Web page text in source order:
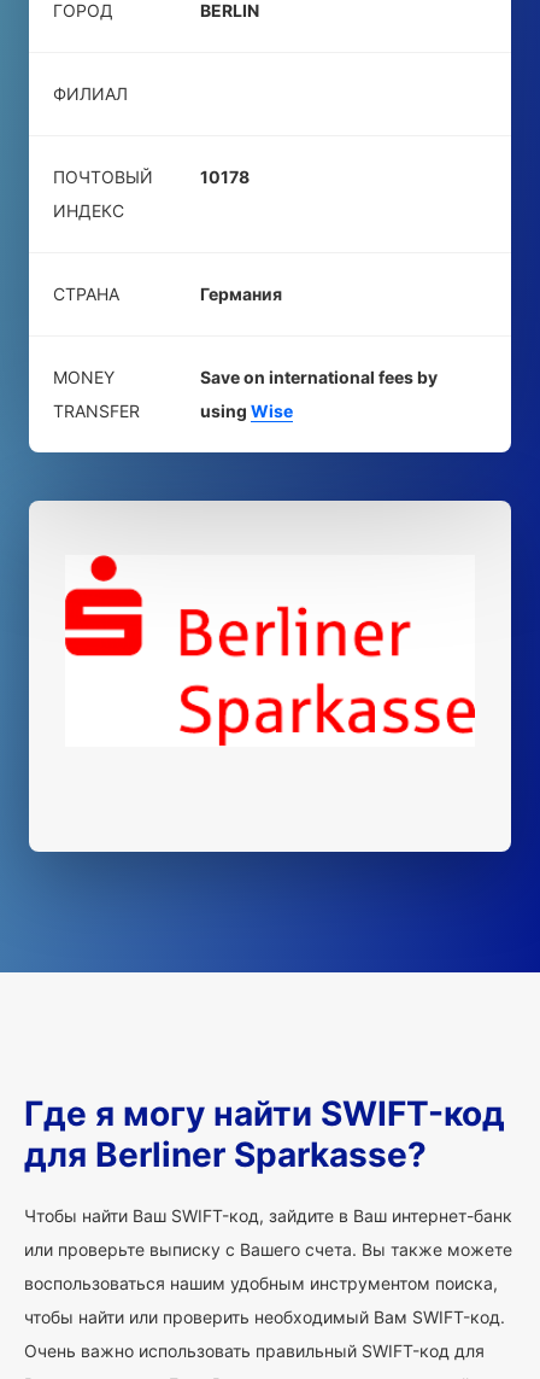
ГОРОД BERLIN
ФИЛИАЛ
ПОЧТОВЫЙ
ИНДЕКС
10178
СТРАНА Германия
MONEY
TRANSFER
Save on international fees by
using Wise
Где я могу найти SWIFT-код
для Berliner Sparkasse?
Чтобы найти Ваш SWIFT-код, зайдите в Ваш интернет-банк
или проверьте выписку с Вашего счета. Вы также можете
воспользоваться нашим удобным инструментом поиска,
чтобы найти или проверить необходимый Вам SWIFT-код.
Очень важно использовать правильный SWIFT-код для